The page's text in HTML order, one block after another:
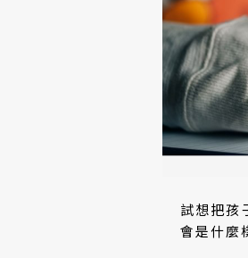
試想把孩
會是什麼